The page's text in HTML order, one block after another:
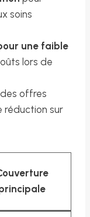
soins
une faible
lors de
offres
réduction sur